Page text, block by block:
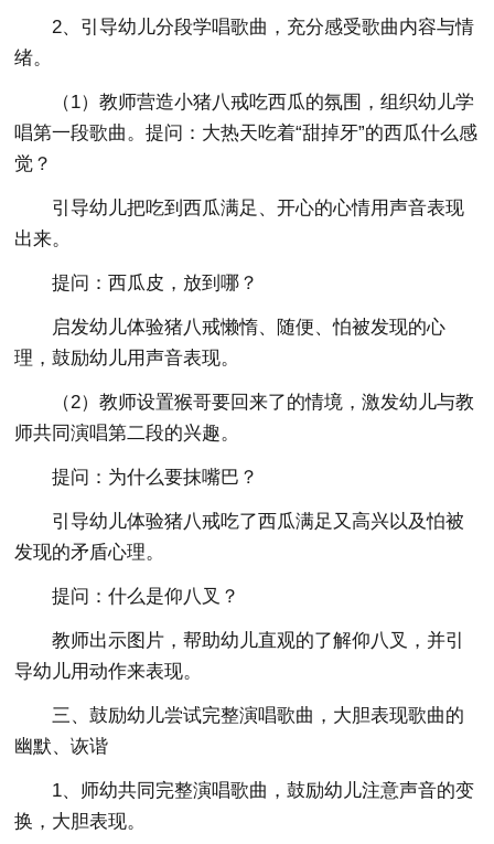
2、引导幼儿分段学唱歌曲，充分感受歌曲内容与情
绪。
（1）教师营造小猪八戒吃西瓜的氛围，组织幼儿学
唱第一段歌曲。提问：大热天吃着“甜掉牙”的西瓜什么感
觉？
引导幼儿把吃到西瓜满足、开心的心情用声音表现
出来。
提问：西瓜皮，放到哪？
启发幼儿体验猪八戒懒惰、随便、怕被发现的心
理，鼓励幼儿用声音表现。
（2）教师设置猴哥要回来了的情境，激发幼儿与教
师共同演唱第二段的兴趣。
提问：为什么要抹嘴巴？
引导幼儿体验猪八戒吃了西瓜满足又高兴以及怕被
发现的矛盾心理。
提问：什么是仰八叉？
教师出示图片，帮助幼儿直观的了解仰八叉，并引
导幼儿用动作来表现。
三、鼓励幼儿尝试完整演唱歌曲，大胆表现歌曲的
幽默、诙谐
1、师幼共同完整演唱歌曲，鼓励幼儿注意声音的变
换，大胆表现。